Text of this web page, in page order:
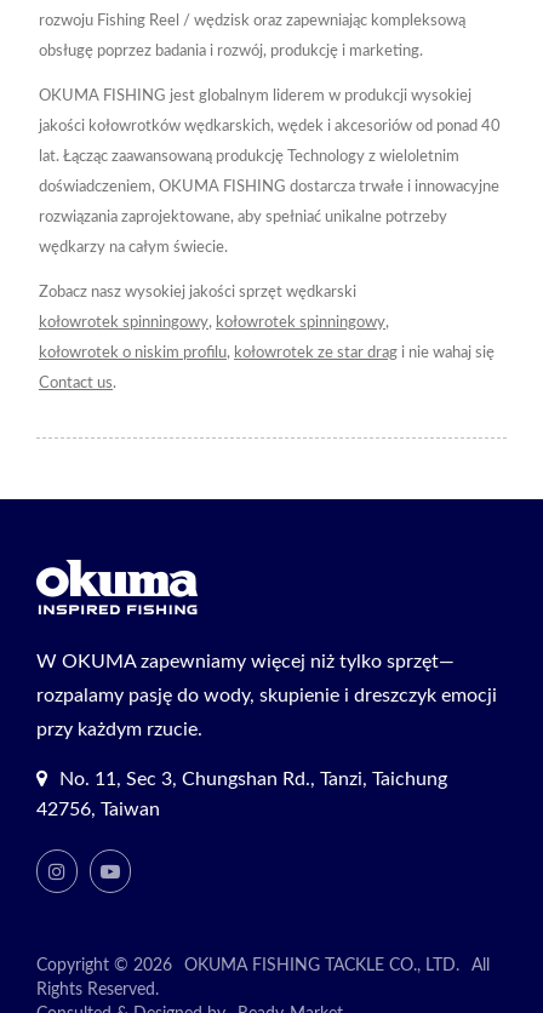
rozwoju Fishing Reel / wędzisk oraz zapewniając kompleksową
obsługę poprzez badania i rozwój, produkcję i marketing.
OKUMA FISHING jest globalnym liderem w produkcji wysokiej
jakości kołowrotków wędkarskich, wędek i akcesoriów od ponad 40
lat. Łącząc zaawansowaną produkcję Technology z wieloletnim
doświadczeniem, OKUMA FISHING dostarcza trwałe i innowacyjne
rozwiązania zaprojektowane, aby spełniać unikalne potrzeby
wędkarzy na całym świecie.
Zobacz nasz wysokiej jakości sprzęt wędkarski
kołowrotek spinningowy, kołowrotek spinningowy,
kołowrotek o niskim profilu, kołowrotek ze star drag i nie wahaj się
Contact us.
W OKUMA zapewniamy więcej niż tylko sprzęt—
rozpalamy pasję do wody, skupienie i dreszczyk emocji
przy każdym rzucie.
No. 11, Sec 3, Chungshan Rd., Tanzi, Taichung
42756, Taiwan
Copyright © 2026 OKUMA FISHING TACKLE CO., LTD.
All
Rights Reserved.